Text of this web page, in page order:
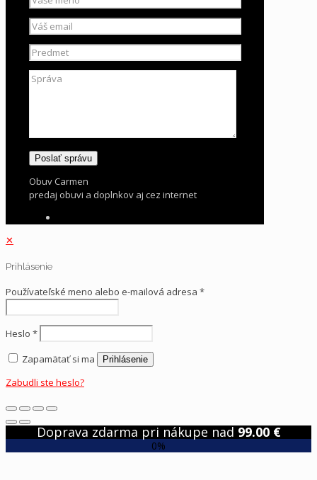
Obuv Carmen
predaj obuvi a doplnkov aj cez internet
✕
Prihlásenie
Používateľské meno alebo e-mailová adresa *
Heslo *
Zapamätať si ma
Prihlásenie
Zabudli ste heslo?
Doprava zdarma pri nákupe nad 99.00 €
0%